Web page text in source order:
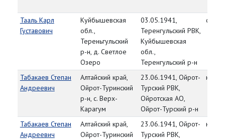
Тааль Карл
Густавович
Куйбышевская
обл.,
Тереньгульский
р-н, д. Светлое
Озеро
03.05.1941,
Теренгульский РВК,
Куйбышевская
обл.,
Теренгульский р-н
ст.
Табакаев Степан
Андреевич
Алтайский край,
Ойрот-Туринский
р-н, с. Верх-
Карагум
23.06.1941, Ойрот-
Турский РВК,
Ойротская АО,
Ойрот-Турский р-н
Табакаев Степан
Андреевич
Алтайский край,
Ойрот-Туринский
23.06.1941, Ойрот-
Турский РВК,